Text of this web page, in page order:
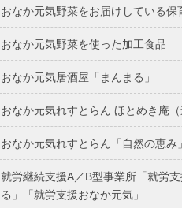
おなか元気野菜をお届けしている保
おなか元気野菜を使った加工食品
おなか元気居酒屋「まんまる」
おなか元気れすとらん ほとめき庵（
おなか元気れすとらん「自然の恵み」
就労継続支援A／B型事業所「就労
る」「就労支援おなか元気」